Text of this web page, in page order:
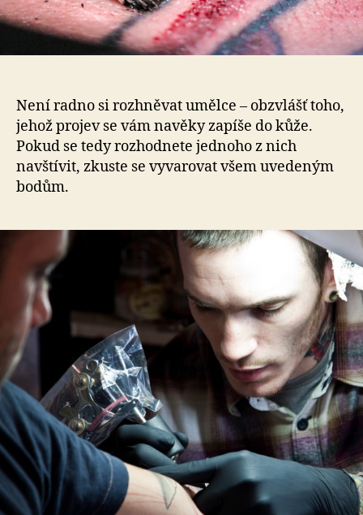
zákaznících
nesnáší
Není radno si rozhněvat umělce – obzvlášť toho,
jehož projev se vám navěky zapíše do kůže.
Pokud se tedy rozhodnete jednoho z nich
navštívit, zkuste se vyvarovat všem uvedeným
bodům.